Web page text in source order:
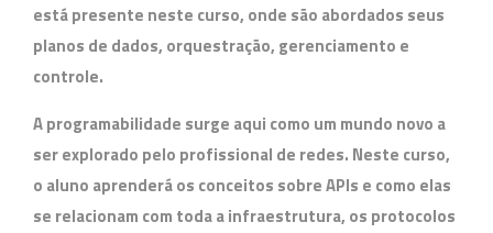
está presente neste curso, onde são abordados seus
planos de dados, orquestração, gerenciamento e
controle.
Aprogramabilidade surge aqui como um mundo novo a
ser explorado pelo profissional de redes. Neste curso,
o aluno aprenderá os conceitos sobreAPIs e como elas
se relacionam com toda a infraestrutura, os protocolos